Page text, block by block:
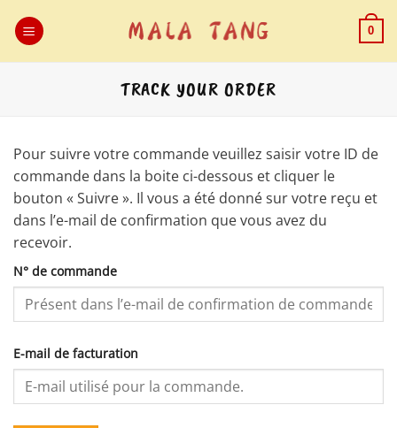
au
0
TRACK YOUR ORDER
Pour suivre votre commande veuillez saisir votre ID de
commande dans la boite ci-dessous et cliquer le
bouton « Suivre ». Il vous a été donné sur votre reçu et
dans l’e-mail de confirmation que vous avez du
recevoir.
N° de commande
E-mail de facturation